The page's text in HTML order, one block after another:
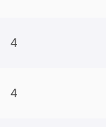
4
4